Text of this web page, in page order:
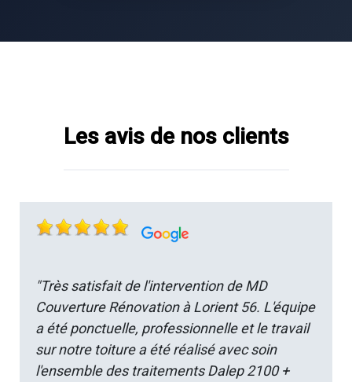
Les avis de nos clients
"Très satisfait de l'intervention de MD
Couverture Rénovation à Lorient 56. L'équipe
a été ponctuelle, professionnelle et le travail
sur notre toiture a été réalisé avec soin
l'ensemble des traitements Dalep 2100 +